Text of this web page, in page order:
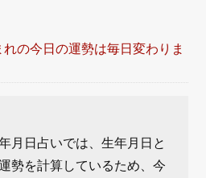
の今日の運勢は毎日変わりま
月日占いでは、生年月日と
勢を計算しているため、今